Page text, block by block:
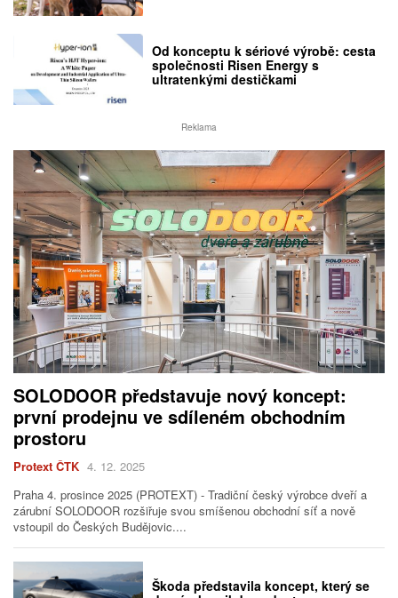
Od konceptu k sériové výrobě: cesta
společnosti Risen Energy s
ultratenkými destičkami
Reklama
SOLODOOR představuje nový koncept:
první prodejnu ve sdíleném obchodním
prostoru
Protext ČTK 4. 12. 2025
Praha 4. prosince 2025 (PROTEXT) - Tradiční český výrobce dveří a
zárubní SOLODOOR rozšiřuje svou smíšenou obchodní síť a nově
vstoupil do Českých Budějovic....
Škoda představila koncept, který se